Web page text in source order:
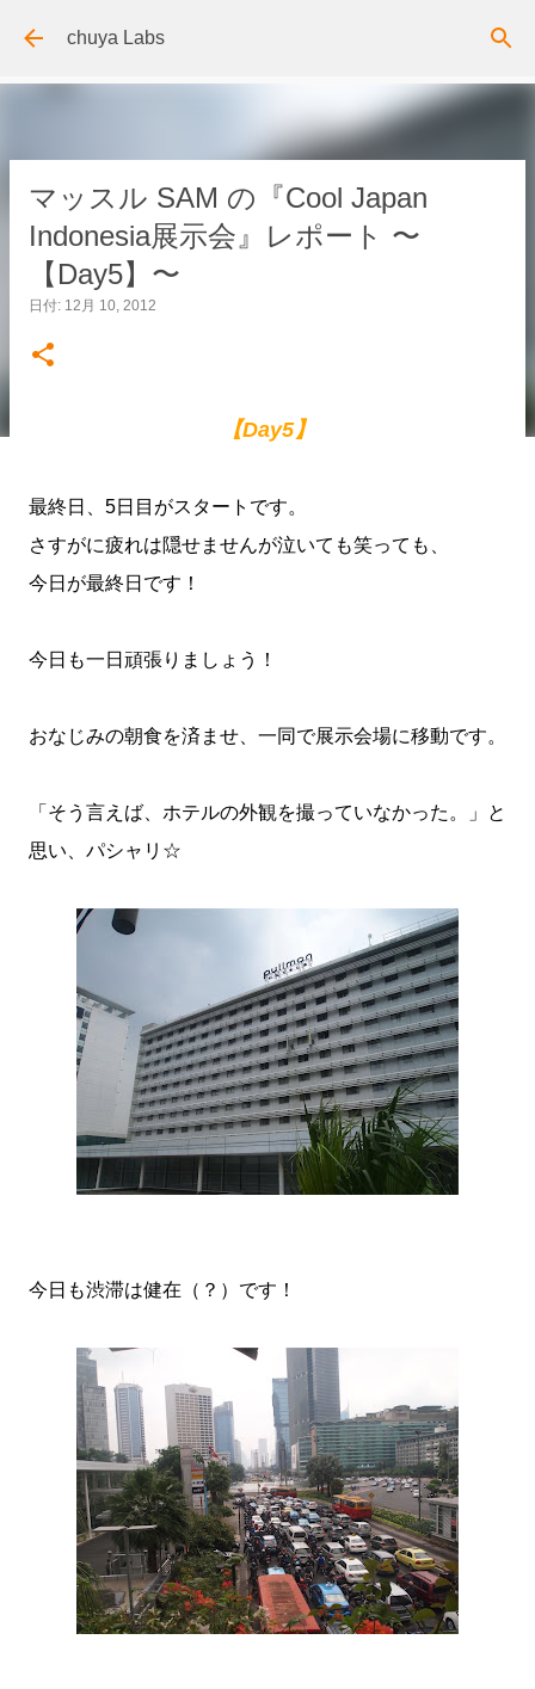
スキップしてメイン コンテンツに移動
chuya Labs
マッスル SAM の『Cool Japan
Indonesia展示会』レポート 〜
【Day5】〜
日付: 12月 10, 2012
【Day5】
最終日、5日目がスタートです。
さすがに疲れは隠せませんが泣いても笑っても、
今日が最終日です！
今日も一日頑張りましょう！
おなじみの朝食を済ませ、一同で展示会場に移動です。
「そう言えば、ホテルの外観を撮っていなかった。」と
思い、パシャリ☆
今日も渋滞は健在（？）です！